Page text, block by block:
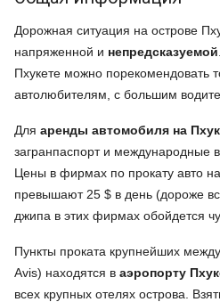
Дорожная ситуация на острове
напряженной и непредсказуемой
Пхукете можно порекомендовать
автолюбителям, с большим
Для аренды автомобиля на
загранпаспорт и международные
Цены в фирмах по прокату авто
превышают 25 $ в день (дороже
джипа в этих фирмах обойдется
Пункты проката крупнейших
Avis) находятся в аэропорту
всех крупных отелях острова.